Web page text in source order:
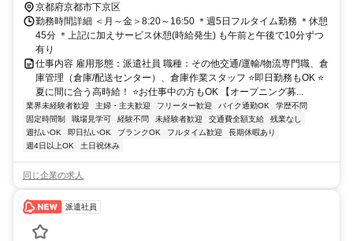
京都府京都市下京区
勤務時間詳細 ＜月～金＞8:20～16:50 ＊週5日フルタイム勤務 ＊休憩
45分 ＊上記に加えサービス休憩(時給発生) も午前と午後で10分ずつ
有り
仕事内容 雇用形態：派遣社員 職種：その他交通/運輸/物流専門職、倉
庫管理（倉庫/配送センター）、倉庫作業スタッフ ⭐即日勤務もOK ⭐
夏に間に合う高時給！ ⭐お仕事中の方もOK 【オープニング募...
業界未経験者歓迎 主婦・主夫歓迎 フリーター歓迎 バイク通勤OK
学歴不問
固定時間制
職場見学可 経験不問 未経験者歓迎 交通費全額支給
残業なし
週払いOK
即日払いOK ブランクOK フルタイム歓迎
長期休暇あり
週4日以上OK
土日祝休み
同じ企業の求人
派遣社員